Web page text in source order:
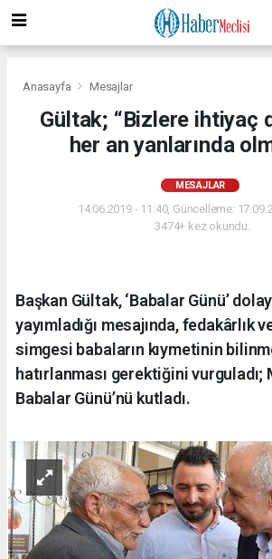
Anasayfa Mesajlar
Gültak; “Bizlere ihtiyaç
her an yanlarında
MESAJLAR
14.06.2019 - 11:40, Güncelleme:
3474+ kez okundu.
Başkan Gültak, ‘Babalar Günü’
yayımladığı mesajında, fedakârlık
simgesi babaların kıymetinin
hatırlanması gerektiğini
Babalar Günü’nü kutladı.